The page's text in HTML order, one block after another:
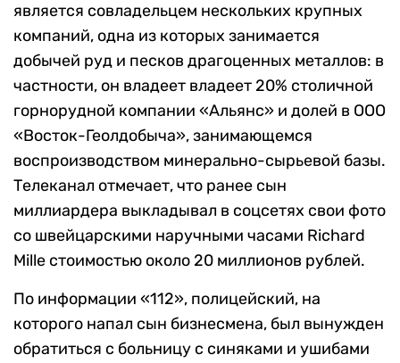
является совладельцем нескольких крупных
компаний, одна из которых занимается
добычей руд и песков драгоценных металлов: в
частности, он владеет владеет 20% столичной
горнорудной компании «Альянс» и долей в ООО
«Восток-Геолдобыча», занимающемся
воспроизводством минерально-сырьевой базы.
Телеканал отмечает, что ранее сын
миллиардера выкладывал в соцсетях свои фото
со швейцарскими наручными часами Richard
Mille стоимостью около 20 миллионов рублей.
По информации «112», полицейский, на
которого напал сын бизнесмена, был вынужден
обратиться с больницу с синяками и ушибами